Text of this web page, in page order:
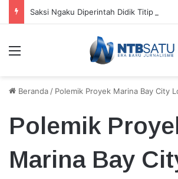
Menu
Beranda / Polemik Proyek Marina Bay City
Polemik
Marina Bay